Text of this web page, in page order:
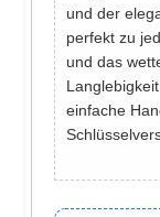
und der
perfekt zu
und das
einfache